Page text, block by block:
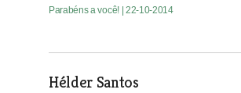
Parabéns a você! | 22-10-2014
Hélder Santos